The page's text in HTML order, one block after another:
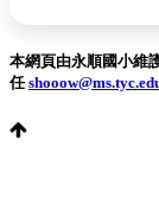
本網頁由永順國小維
任